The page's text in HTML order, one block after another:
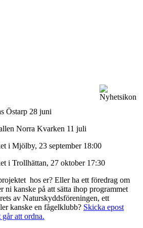
Östarp 28 juni
Norra Kvarken 11 juli
i Mjölby, 23 september 18:00
i Trollhättan, 27 oktober 17:30
hos er? Eller ha ett föredrag om
ni kanske på att sätta ihop programmet
av Naturskyddsföreningen, ett
kanske en fågelklubb? Skicka epost
att ordna.